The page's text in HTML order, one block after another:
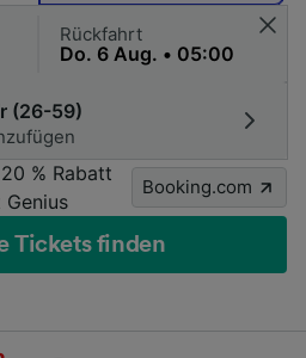
Rückfahrt
(26-59)
% Rabatt
Booking.com
Tickets finden